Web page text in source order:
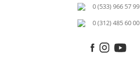
0 (533) 966 57 99
0 (312) 485 60 00